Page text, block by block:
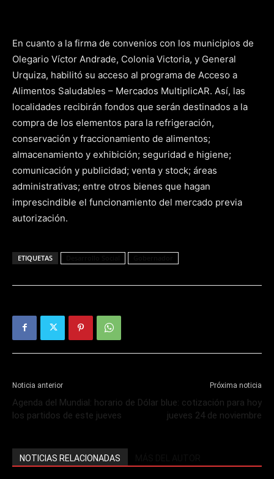
En cuanto a la firma de convenios con los municipios de
Olegario Víctor Andrade, Colonia Victoria, y General
Urquiza, habilitó su acceso al programa de Acceso a
Alimentos Saludables – Mercados MultiplicAR. Así, las
localidades recibirán fondos que serán destinados a la
compra de los elementos para la refrigeración,
conservación y fraccionamiento de alimentos;
almacenamiento y exhibición; seguridad e higiene;
comunicación y publicidad; venta y stock; áreas
administrativas; entre otros bienes que hagan
imprescindible el funcionamiento del mercado previa
autorización.
ETIQUETAS
Noticia anterior
Agenda del Mundial: horario de
los partidos de este jueves
Próxima noticia
Dólar blue: cotización para hoy
jueves 24 de noviembre
NOTICIAS RELACIONADAS